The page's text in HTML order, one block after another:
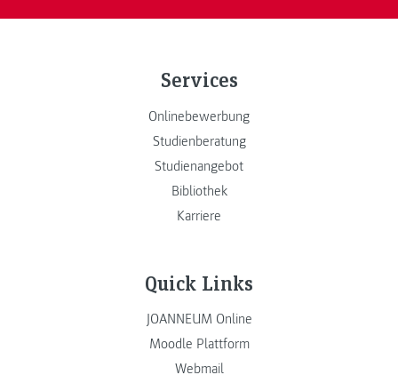
Services
Onlinebewerbung
Studienberatung
Studienangebot
Bibliothek
Karriere
Quick Links
JOANNEUM Online
Moodle Plattform
Webmail